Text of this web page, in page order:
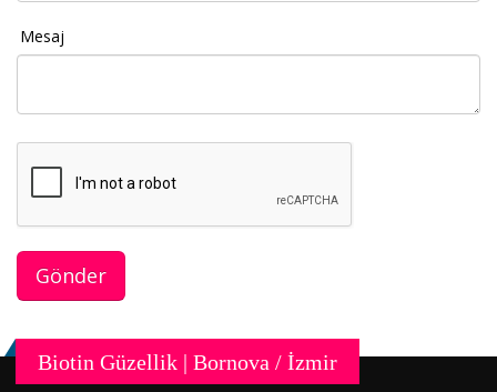
Mesaj
Biotin Güzellik | Bornova / İzmir